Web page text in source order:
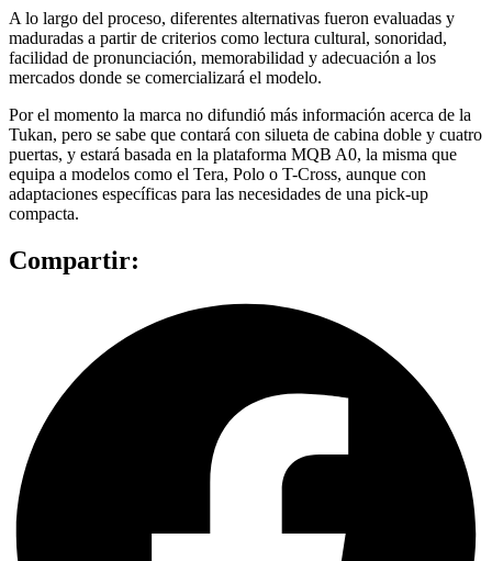
A lo largo del proceso, diferentes alternativas fueron evaluadas y
maduradas a partir de criterios como lectura cultural, sonoridad,
facilidad de pronunciación, memorabilidad y adecuación a los
mercados donde se comercializará el modelo.
Por el momento la marca no difundió más información acerca de la
Tukan, pero se sabe que contará con silueta de cabina doble y cuatro
puertas, y estará basada en la plataforma MQB A0, la misma que
equipa a modelos como el Tera, Polo o T-Cross, aunque con
adaptaciones específicas para las necesidades de una pick-up
compacta.
Compartir: